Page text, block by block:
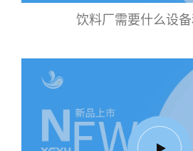
饮料厂需要什么设